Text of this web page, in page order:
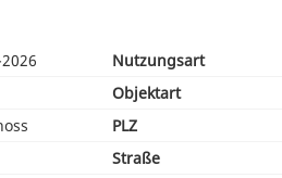
Nutzungsart
Objektart
PLZ
Straße